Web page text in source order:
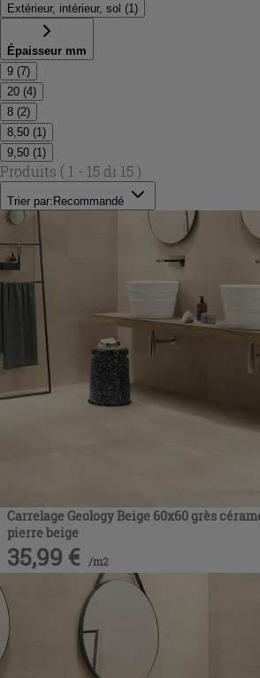
Extérieur, intérieur, sol (1 )
Épaisseur mm
9 (7)
20 (4)
8 (2)
8,50 (1 )
9,50 (1 )
Produits ( 1 - 15 di 15 )
Trier par: Recommandé
Carrelage Geology Beige 60x60 grès
pierre beige
35,99 € /m2